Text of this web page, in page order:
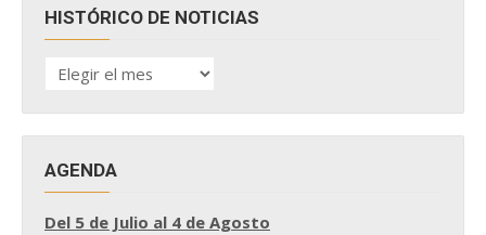
HISTÓRICO DE NOTICIAS
HISTÓRICO
DE
AGENDA
Del 5 de Julio al 4 de Agosto